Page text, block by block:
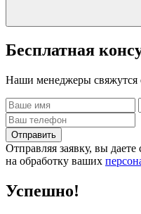
Бесплатная
Наши менеджеры свяжутся
Отправить
Отправляя заявку, вы даете
на обработку ваших
Успешно!